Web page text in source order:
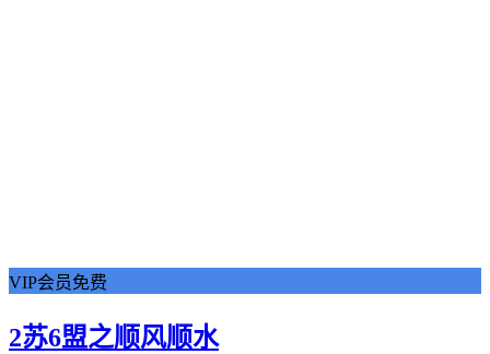
VIP会员免费
2苏6盟之顺风顺水